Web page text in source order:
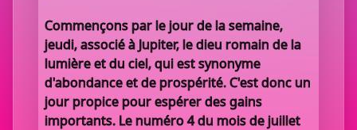
Commençons par le jour de la semaine,
jeudi, associé à Jupiter, le dieu romain de la
lumière et du ciel, qui est synonyme
d'abondance et de prospérité. C'est donc un
jour propice pour espérer des gains
importants. Le numéro 4 du mois de juillet